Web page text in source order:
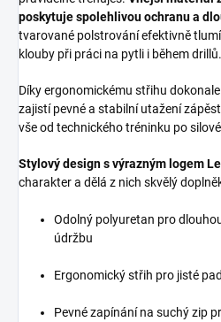
poskytuje spolehlivou ochranu a
tvarované polstrování efektivně
klouby při práci na pytli i během drillů.
Díky ergonomickému střihu
zajistí pevné a stabilní utažení
vše od technického tréninku po
Stylový design s výrazným logem
charakter a dělá z nich skvělý
Odolný polyuretan pro
údržbu
Ergonomický střih pro jisté
Pevné zapínání na suchý zip